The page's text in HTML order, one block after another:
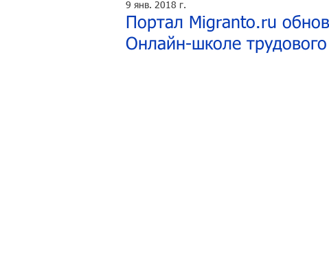
Портал Migranto.ru
Онлайн-школе
9 янв. 2018 г.